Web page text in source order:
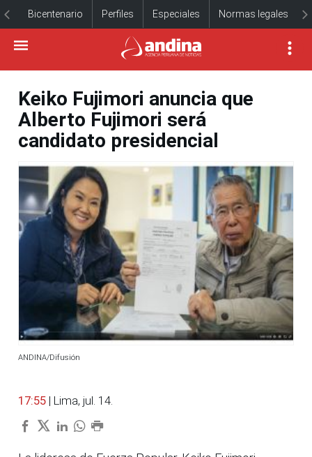
Bicentenario Perfiles Especiales Normas legales
Keiko Fujimori anuncia que
Alberto Fujimori será
candidato presidencial
ANDINA/Difusión
17:55 | Lima, jul. 14.